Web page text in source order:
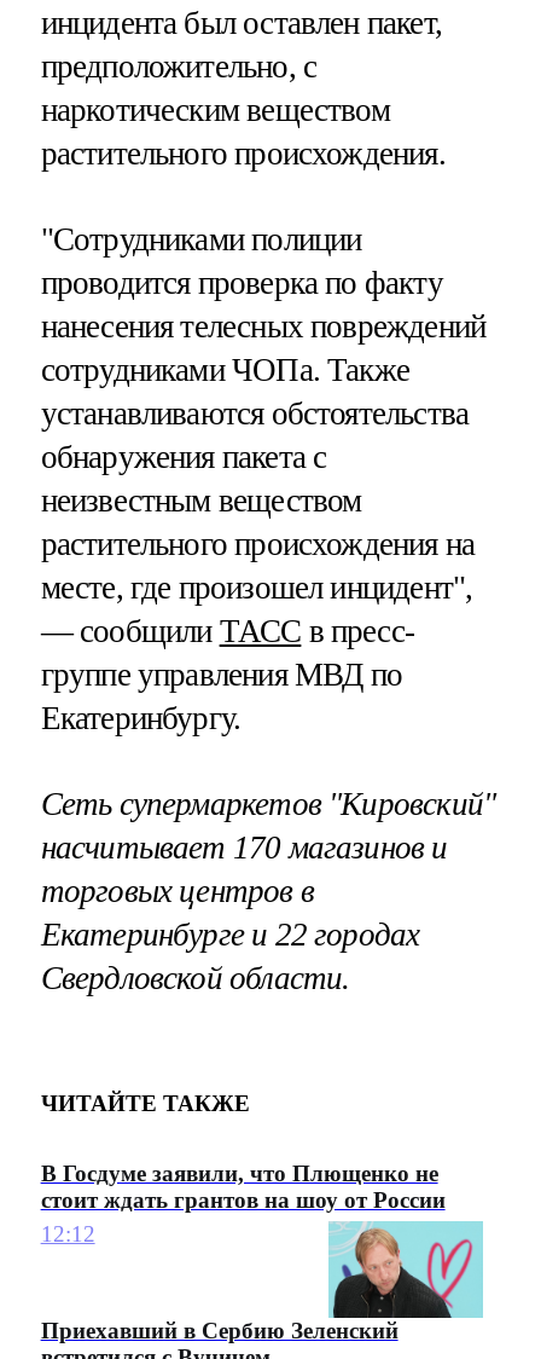
инцидента был оставлен пакет,
предположительно, с
наркотическим веществом
растительного происхождения.
"Сотрудниками полиции
проводится проверка по факту
нанесения телесных повреждений
сотрудниками ЧОПа. Также
устанавливаются обстоятельства
обнаружения пакета с
неизвестным веществом
растительного происхождения на
месте, где произошел инцидент",
— сообщили ТАСС в пресс-
группе управления МВД по
Екатеринбургу.
Сеть супермаркетов "Кировский"
насчитывает 170 магазинов и
торговых центров в
Екатеринбурге и 22 городах
Свердловской области.
ЧИТАЙТЕ ТАКЖЕ
В Госдуме заявили, что Плющенко не
стоит ждать грантов на шоу от России
12:12
Приехавший в Сербию Зеленский